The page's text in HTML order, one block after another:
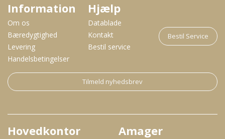
Information
Om os
Bæredygtighed
Levering
Handelsbetingelser
Hjælp
Datablade
Kontakt
Bestil service
Bestil Service
Tilmeld nyhedsbrev
Hovedkontor Amager